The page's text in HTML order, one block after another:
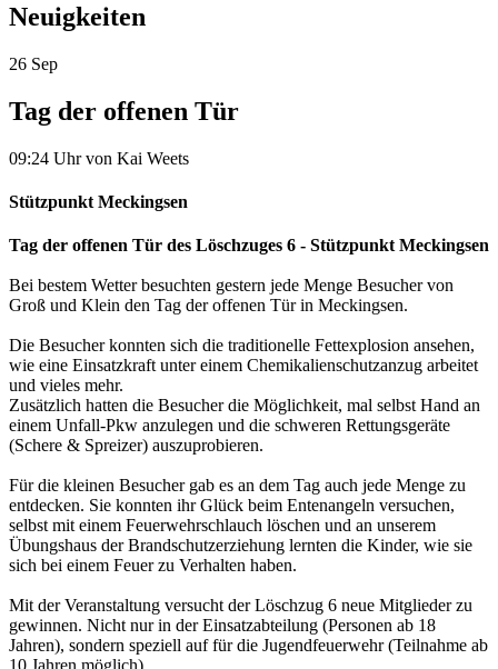
Neuigkeiten
26 Sep
Tag der offenen Tür
09:24 Uhrvon Kai Weets
Stützpunkt Meckingsen
Tag der offenen Tür des Löschzuges 6 - Stützpunkt Meckingsen
Bei bestem Wetter besuchten gestern jede Menge Besucher von
Groß und Klein den Tag der offenen Tür in Meckingsen.
Die Besucher konnten sich die traditionelle Fettexplosion ansehen,
wie eine Einsatzkraft unter einem Chemikalienschutzanzug arbeitet
und vieles mehr.
Zusätzlich hatten die Besucher die Möglichkeit, mal selbst Hand an
einem Unfall-Pkw anzulegen und die schweren Rettungsgeräte
(Schere & Spreizer) auszuprobieren.
Für die kleinen Besucher gab es an dem Tag auch jede Menge zu
entdecken. Sie konnten ihr Glück beim Entenangeln versuchen,
selbst mit einem Feuerwehrschlauch löschen und an unserem
Übungshaus der Brandschutzerziehung lernten die Kinder, wie sie
sich bei einem Feuer zu Verhalten haben.
Mit der Veranstaltung versucht der Löschzug 6 neue Mitglieder zu
gewinnen. Nicht nur in der Einsatzabteilung (Personen ab 18
Jahren), sondern speziell auf für die Jugendfeuerwehr (Teilnahme ab